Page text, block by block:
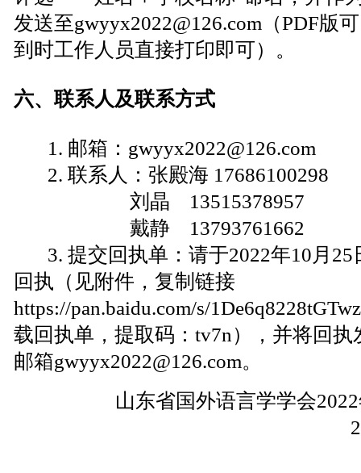
发送至gwyyx2022@126.com（PDF版
到时工作人员直接打印即可）。
六、联系人及联系方式
1. 邮箱：gwyyx2022@126.com
2. 联系人：张殿海 17686100298
刘晶 13515378957
戴静 13793761662
3. 提交回执单：请于2022年10月25
回执（见附件，复制链接
https://pan.baidu.com/s/
载回执单，提取码：tv7n），并将回执
邮箱gwyyx2022@126.com。
山东省国外语言学学会